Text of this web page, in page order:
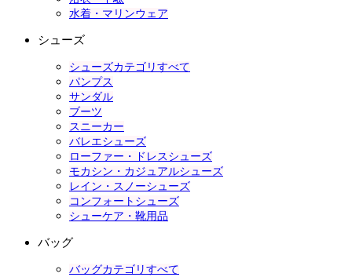
水着・マリンウェア
シューズ
シューズカテゴリすべて
パンプス
サンダル
ブーツ
スニーカー
バレエシューズ
ローファー・ドレスシューズ
モカシン・カジュアルシューズ
レイン・スノーシューズ
コンフォートシューズ
シューケア・靴用品
バッグ
バッグカテゴリすべて